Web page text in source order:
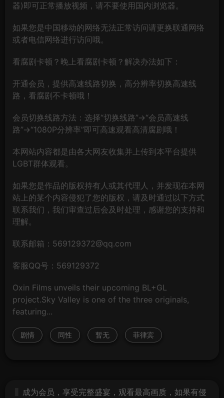
器)即可正常播放视频，请不要使用国内浏览器。
如果您是中国移动的网络无法正常访问请更换联通网络
或者电信网络进行访问哦。
看腐剧卡顿？晚上看腐剧卡顿？解决办法如下：
开通会员，提供高速线路切换，高分辨率切换高速线
路，看腐剧不卡顿哦！
会员切换线路方法：选择“切换线路”→“会员高速线
路”→“1080P分辨率”即可高速观看高清腐剧哦！
本网站内容都是由各大网友收集并上传到本平台提供
LGBT群体观看。
如果您是作品的版权持有人或其代理人，并发现在本网
站上的某个内容侵犯了您的版权，请及时通过以下方式
联系我们，我们审查过后会及时处理，感谢您的支持和
理解。
联系邮箱：569129372@qq.com
客服QQ号：569129372
Oxin Films unveils their upcoming BL+GL
project.Sky Valley is one of the three originals,
featuring...
剧情 同性 暂无 菲律宾
成为会员，享受完整盛宴，观看最高画质，如果有侵